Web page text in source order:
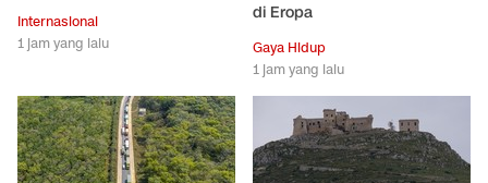
Internasional
1 jam yang lalu
di Eropa
Gaya Hidup
1 jam yang lalu